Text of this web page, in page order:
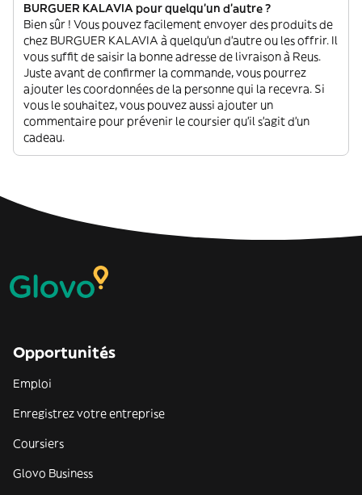
BURGUER KALAVIA pour quelqu'un d'autre ?
Bien sûr ! Vous pouvez facilement envoyer des produits de
chez BURGUER KALAVIA à quelqu'un d'autre ou les offrir. Il
vous suffit de saisir la bonne adresse de livraison à Reus.
Juste avant de confirmer la commande, vous pourrez
ajouter les coordonnées de la personne qui la recevra. Si
vous le souhaitez, vous pouvez aussi ajouter un
commentaire pour prévenir le coursier qu'il s'agit d'un
cadeau.
Opportunités
Emploi
Enregistrez votre entreprise
Coursiers
Glovo Business